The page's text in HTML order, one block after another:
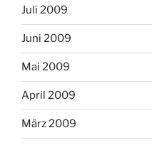
Juli 2009
Juni 2009
Mai 2009
April 2009
März 2009